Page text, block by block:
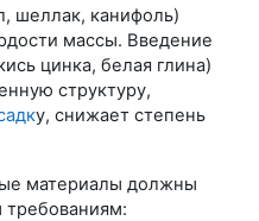
шеллак, канифоль)
массы. Введение
цинка, белая глина)
структуру,
у, снижает степень
материалы должны
требованиям: